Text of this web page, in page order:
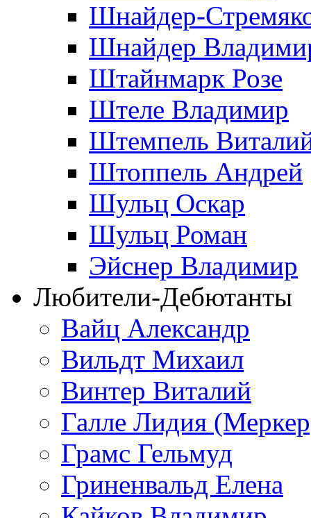
Шнайдер-
Шнайдер
Штайнмарк Розe
Штеле Владимир
Штемпель
Штоппель Андрей
Шульц Оскар
Шульц Роман
Эйснер Владимир
Любители-Дебютанты
Вайц Александр
Вильдт Михаил
Винтер Виталий
Галле Лидия
Грамс Гельмуд
Гриненвальд Елена